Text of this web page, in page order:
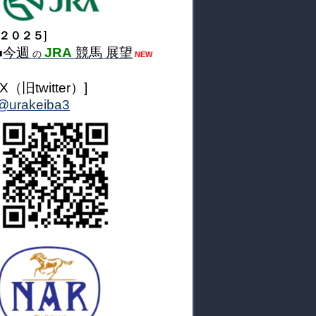
０２５]
今週 の JRA 競馬 展望 NEW
（旧twitter）]